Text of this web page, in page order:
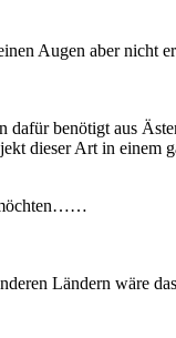
Augen aber nicht
benötigt aus
dieser Art in einem
möchten……
Ländern wäre